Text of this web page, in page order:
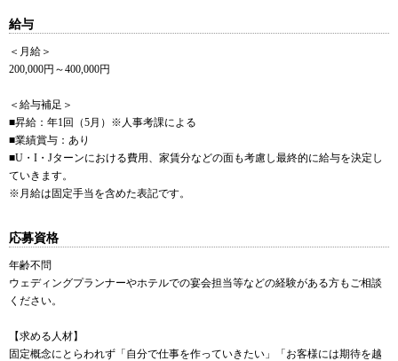
給与
＜月給＞
200,000円～400,000円
＜給与補足＞
■昇給：年1回（5月）※人事考課による
■業績賞与：あり
■U・I・Jターンにおける費用、家賃分などの面も考慮し最終的に給与を決定し
ていきます。
※月給は固定手当を含めた表記です。
応募資格
年齢不問
ウェディングプランナーやホテルでの宴会担当等などの経験がある方もご相談
ください。
【求める人材】
固定概念にとらわれず「自分で仕事を作っていきたい」「お客様には期待を越